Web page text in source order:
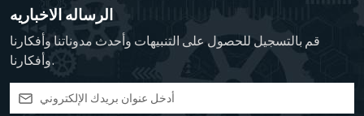
الرساله الاخباريه
قم بالتسجيل للحصول على التنبيهات وأحدث مدوناتنا وأفكارنا
وأفكارنا.